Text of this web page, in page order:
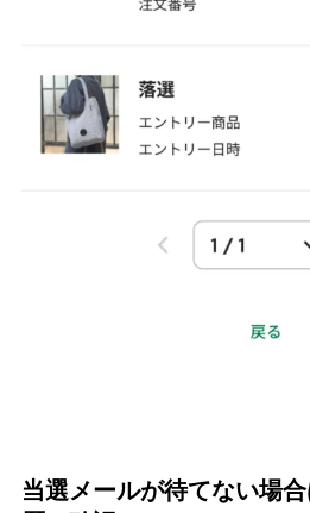
当選メールが待てない場